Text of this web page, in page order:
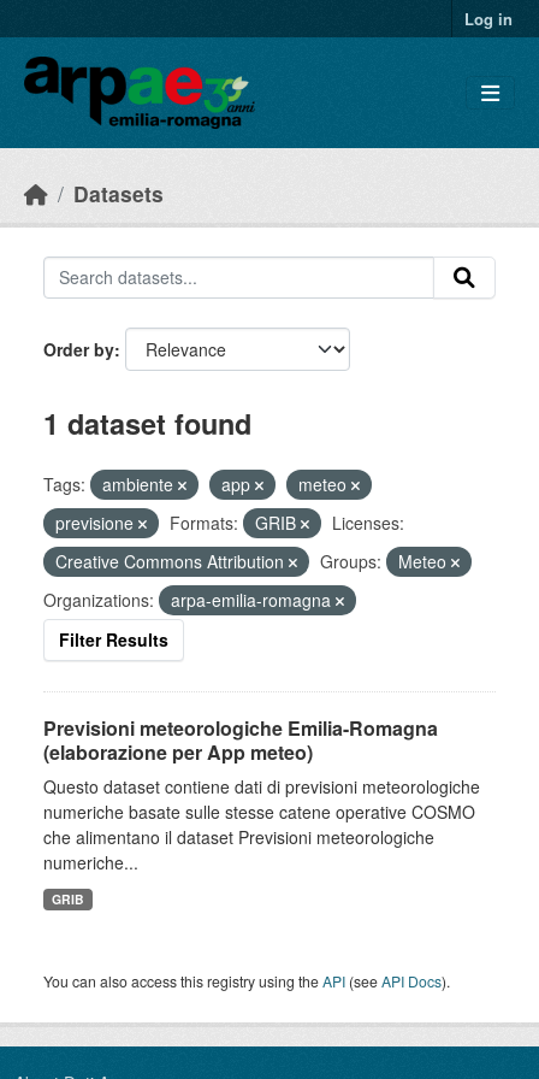
Log in
Datasets
Order by
1 dataset found
Tags: ambiente app
meteo
previsione
Formats: GRIB
Licenses:
Creative Commons Attribution
Groups:
Meteo
Organizations:
arpa-emilia-romagna
Filter Results
Previsioni meteorologiche Emilia-Romagna
(elaborazione per App meteo)
Questo dataset contiene dati di previsioni meteorologiche
numeriche basate sulle stesse catene operative COSMO
che alimentano il dataset Previsioni meteorologiche
numeriche...
GRIB
You can also access this registry using theAPI (seeAPI Docs).